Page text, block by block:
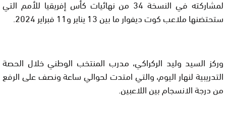
لمشاركته في النسخة 34 من نهائيات كأس إفريقيا للأمم التي
ستحتضنها ملاعب كوت ديفوار ما بين 13 يناير و11 فبراير 2024.
وركز السيد وليد الركراكي، مدرب المنتخب الوطني خلال الحصة
التدريبية لنهار اليوم، والتي امتدت لحوالي ساعة ونصف على الرفع
من درجة الانسجام بين اللاعبين.